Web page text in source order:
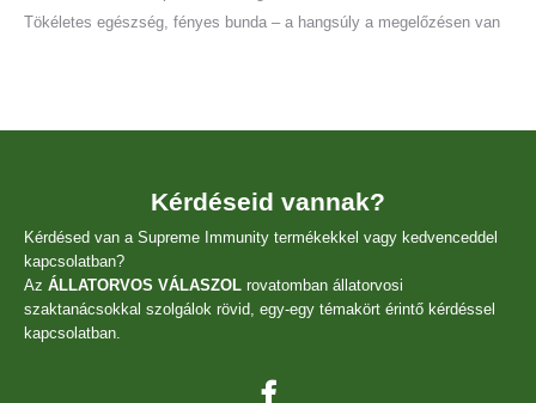
Tökéletes egészség, fényes bunda – a hangsúly a megelőzésen van
Kérdéseid vannak?
Kérdésed van a Supreme Immunity termékekkel vagy kedvenceddel
kapcsolatban?
Az ÁLLATORVOS VÁLASZOL rovatomban állatorvosi
szaktanácsokkal szolgálok rövid, egy-egy témakört érintő kérdéssel
kapcsolatban.